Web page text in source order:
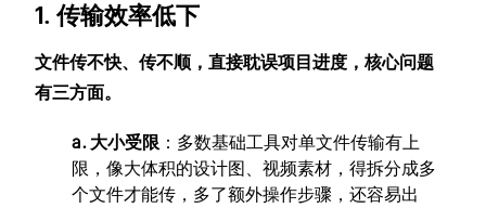
1. 传输效率低下
文件传不快、传不顺，直接耽误项目进度，核心问题
有三方面。
a. 大小受限 ：多数基础工具对单文件传输有上
限，像大体积的设计图、视频素材，得拆分成多
个文件才能传，多了额外操作步骤，还容易出